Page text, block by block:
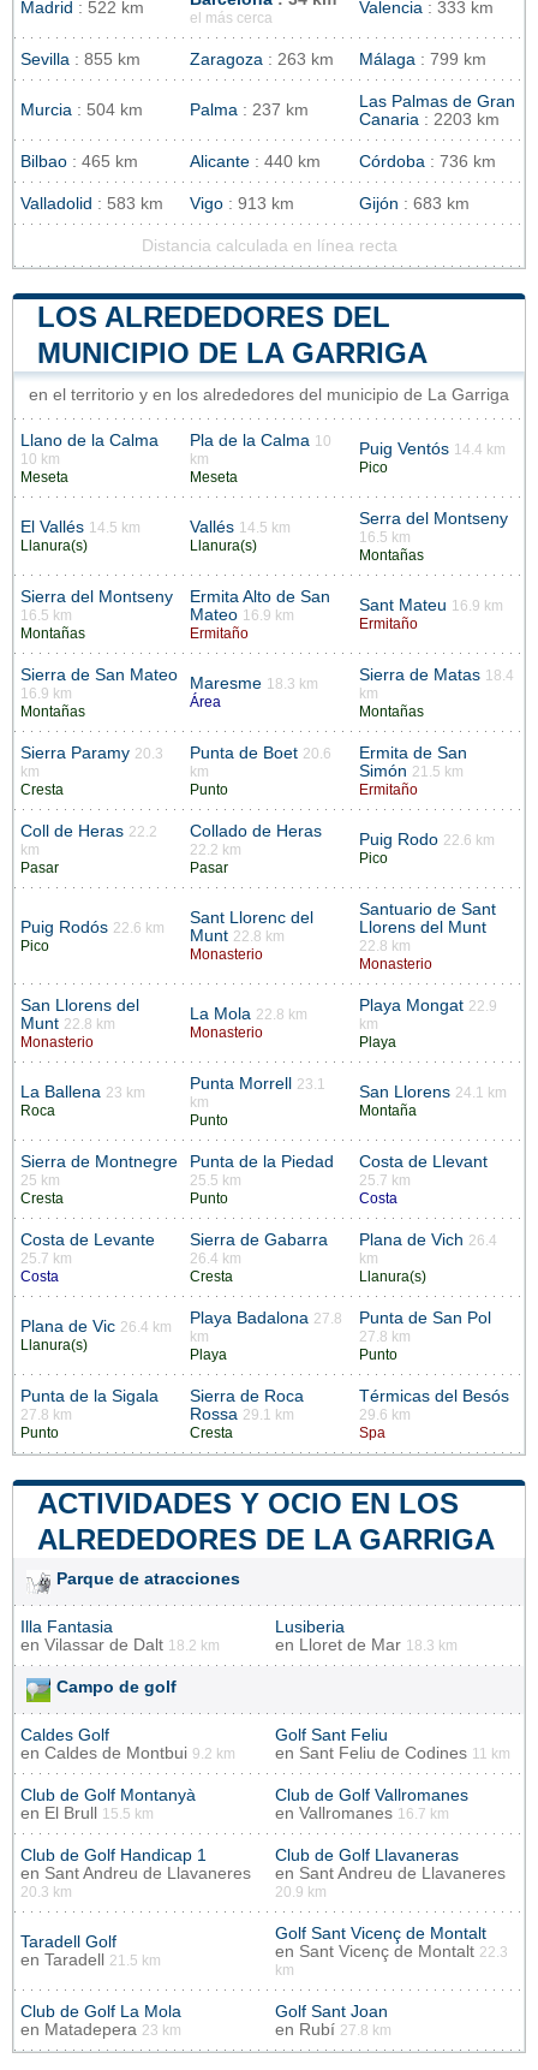
Madrid : 522 km
el más cerca
Valencia : 333 km
Sevilla : 855 km Zaragoza : 263 km Málaga : 799 km
Murcia : 504 km Palma : 237 km
Las Palmas de Gran
Canaria : 2203 km
Bilbao : 465 km Alicante : 440 km Córdoba : 736 km
Valladolid : 583 km Vigo : 913 km Gijón : 683 km
Distancia calculada en línea recta
LOS ALREDEDORES DEL
MUNICIPIO DE LA GARRIGA
en el territorio y en los alrededores del municipio de La Garriga
Llano de la Calma
10 km
Meseta
Pla de la Calma 10
km
Meseta
Puig Ventós 14.4 km
Pico
El Vallés 14.5 km
Llanura(s)
Vallés 14.5 km
Llanura(s)
Serra del Montseny
16.5 km
Montañas
Sierra del Montseny
16.5 km
Montañas
Ermita Alto de San
Mateo 16.9 km
Ermitaño
Sant Mateu 16.9 km
Ermitaño
Sierra de San Mateo
16.9 km
Montañas
Maresme 18.3 km
Área
Sierra de Matas 18.4
km
Montañas
Sierra Paramy 20.3
km
Cresta
Punta de Boet 20.6
km
Punto
Ermita de San
Simón 21.5 km
Ermitaño
Coll de Heras 22.2
km
Pasar
Collado de Heras
22.2 km
Pasar
Puig Rodo 22.6 km
Pico
Puig Rodós 22.6 km
Pico
Sant Llorenc del
Munt 22.8 km
Monasterio
Santuario de Sant
Llorens del Munt
22.8 km
Monasterio
San Llorens del
Munt 22.8 km
Monasterio
La Mola 22.8 km
Monasterio
Playa Mongat 22.9
km
Playa
La Ballena 23 km
Roca
Punta Morrell
23.1
km
Punto
San Llorens 24.1 km
Montaña
Sierra de Montnegre
25 km
Cresta
Punta de la Piedad
25.5 km
Punto
Costa de Llevant
25.7 km
Costa
Costa de Levante
25.7 km
Costa
Sierra de Gabarra
26.4 km
Cresta
Plana de Vich 26.4
km
Llanura(s)
Plana de Vic 26.4 km
Llanura(s)
Playa Badalona 27.8
km
Playa
Punta de San Pol
27.8 km
Punto
Punta de la Sigala
27.8 km
Punto
Sierra de Roca
Rossa 29.1 km
Cresta
Térmicas del Besós
29.6 km
Spa
ACTIVIDADES Y OCIO EN LOS
ALREDEDORES DE LA GARRIGA
Parque de atracciones
Illa Fantasia
en Vilassar de Dalt 18.2 km
Lusiberia
en Lloret de Mar 18.3 km
Campo de golf
Caldes Golf
en Caldes de Montbui 9.2 km
Golf Sant Feliu
en Sant Feliu de Codines 11 km
Club de Golf Montanyà
en El Brull 15.5 km
Club de Golf Vallromanes
en Vallromanes 16.7 km
Club de Golf Handicap 1
en Sant Andreu de Llavaneres
20.3 km
Club de Golf Llavaneras
en Sant Andreu de Llavaneres
20.9 km
Taradell Golf
en Taradell 21.5 km
Golf Sant Vicenç de Montalt
en Sant Vicenç de Montalt 22.3
km
Club de Golf La Mola
en Matadepera 23 km
Golf Sant Joan
en Rubí 27.8 km